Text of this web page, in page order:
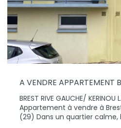
BREST RIVE GAUCHE/ KERINOU
Appartement à vendre à
(29) Dans un quartier